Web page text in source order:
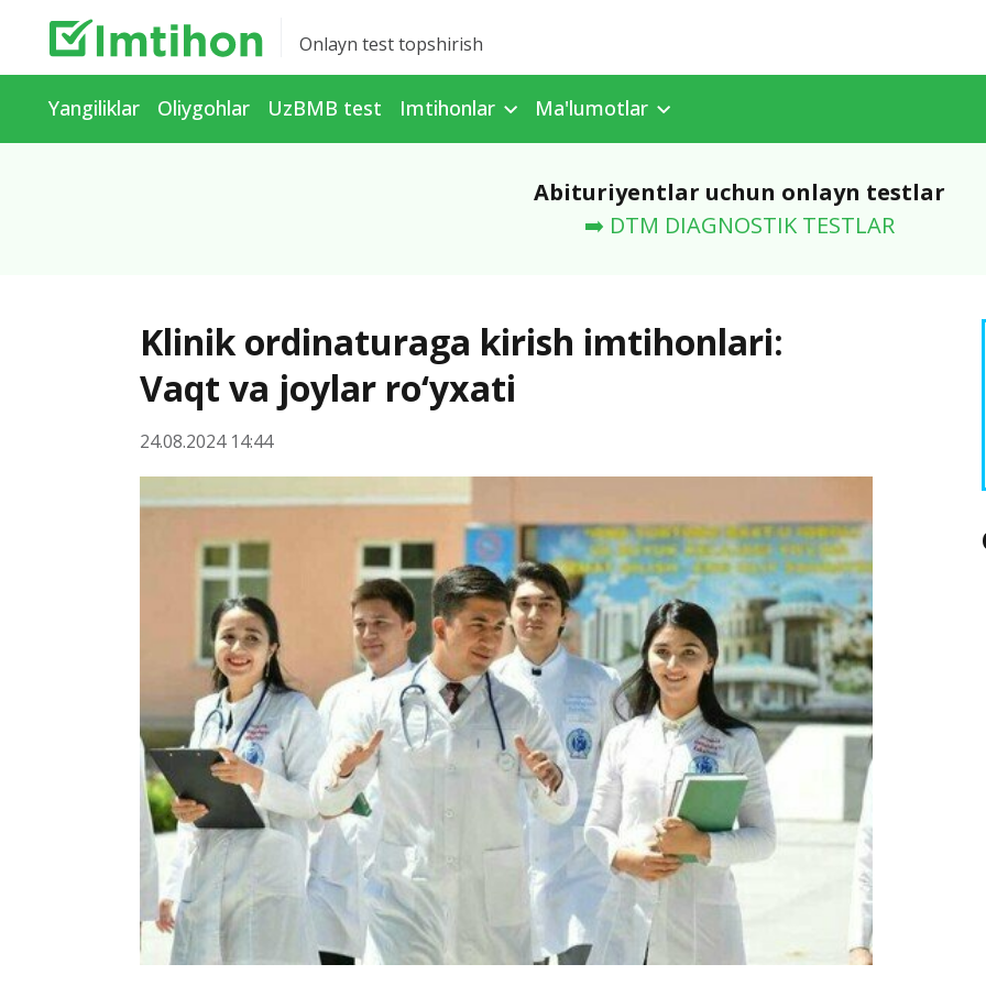
Onlayn test topshirish
Yangiliklar Oliygohlar UzBMB test Imtihonlar Ma'lumotlar
Abituriyentlar uchun onlayn testlar
➡️ DTM DIAGNOSTIK TESTLAR
Klinik ordinaturaga kirish imtihonlari:
Vaqt va joylar ro‘yxati
24.08.2024 14:44